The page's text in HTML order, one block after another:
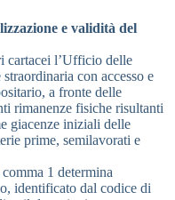
e validità del
cartacei l’Ufficio delle
con accesso e
a fronte delle
rimanenze fisiche risultanti
giacenze iniziali delle
prime, semilavorati e
1 determina
identificato dal codice di